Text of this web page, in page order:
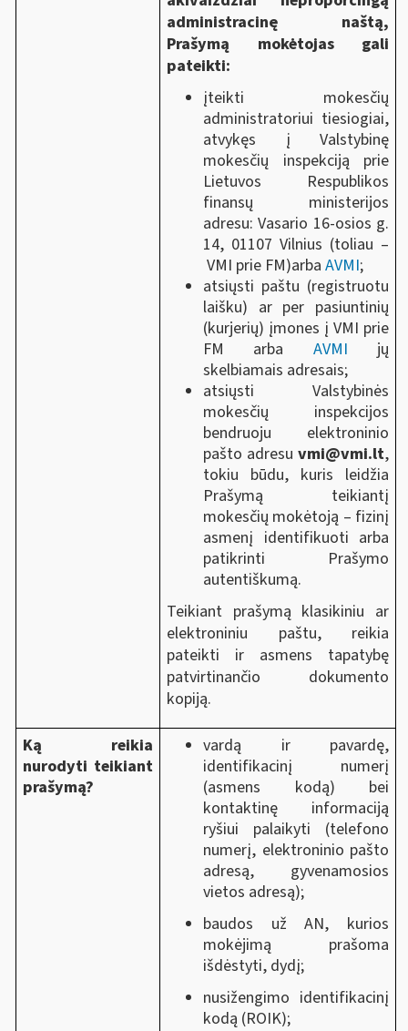
administracinę naštą,
Prašymą mokėtojas gali
pateikti:
įteikti mokesčių
administratoriui tiesiogiai,
atvykęs į Valstybinę
mokesčių inspekciją prie
Lietuvos Respublikos
finansų ministerijos
adresu: Vasario 16-osios g.
14, 01107 Vilnius (toliau ‒
VMI prie FM)arbaAVMI;
atsiųsti paštu (registruotu
laišku) ar per pasiuntinių
(kurjerių) įmones į VMI prie
FM arba AVMI jų
skelbiamais adresais;
atsiųsti Valstybinės
mokesčių inspekcijos
bendruoju elektroninio
pašto adresu vmi@vmi.lt,
tokiu būdu, kuris leidžia
Prašymą teikiantį
mokesčių mokėtoją ‒ fizinį
asmenį identifikuoti arba
patikrinti Prašymo
autentiškumą.
Teikiant prašymą klasikiniu ar
elektroniniu paštu, reikia
pateikti ir asmens tapatybę
patvirtinančio dokumento
kopiją.
Ką reikia
nurodyti teikiant
prašymą?
vardą ir pavardę,
identifikacinį numerį
(asmens kodą) bei
kontaktinę informaciją
ryšiui palaikyti (telefono
numerį, elektroninio pašto
adresą, gyvenamosios
vietos adresą);
baudos už AN, kurios
mokėjimą prašoma
išdėstyti, dydį;
nusižengimo identifikacinį
kodą (ROIK);